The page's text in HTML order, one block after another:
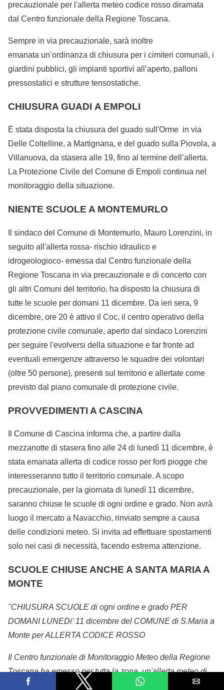
precauzionale per l'allerta meteo codice rosso diramata
dal Centro funzionale della Regione Toscana.
Sempre in via precauzionale, sarà inoltre
emanata un’ordinanza di chiusura per i cimiteri comunali, i
giardini pubblici, gli impianti sportivi all’aperto, palloni
pressostatici e strutture tensostatiche.
CHIUSURA GUADI A EMPOLI
È stata disposta la chiusura del guado sull'Orme in via
Delle Coltelline, a Martignana, e del guado sulla Piovola, a
Villanuova, da stasera alle 19, fino al termine dell’allerta.
La Protezione Civile del Comune di Empoli continua nel
monitoraggio della situazione.
NIENTE SCUOLE A MONTEMURLO
Il sindaco del Comune di Montemurlo, Mauro Lorenzini, in
seguito all'allerta rossa- rischio idraulico e
idrogeologioco- emessa dal Centro funzionale della
Regione Toscana in via precauzionale e di concerto con
gli altri Comuni del territorio, ha disposto la chiusura di
tutte le scuole per domani 11 dicembre. Da ieri sera, 9
dicembre, ore 20 è attivo il Coc, il centro operativo della
protezione civile comunale, aperto dal sindaco Lorenzini
per seguire l'evolversi della situazione e far fronte ad
eventuali emergenze attraverso le squadre dei volontari
(oltre 50 persone), presenti sul territorio e allertate come
previsto dal piano comunale di protezione civile.
PROVVEDIMENTI A CASCINA
Il Comune di Cascina informa che, a partire dalla
mezzanotte di stasera fino alle 24 di lunedì 11 dicembre, è
stata emanata allerta di codice rosso per forti piogge che
interesseranno tutto il territorio comunale. A scopo
precauzionale, per la giornata di lunedì 11 dicembre,
saranno chiuse le scuole di ogni ordine e grado. Non avrà
luogo il mercato a Navacchio, rinviato sempre a causa
delle condizioni meteo. Si invita ad effettuare spostamenti
solo nei casi di necessità, facendo estrema attenzione.
SCUOLE CHIUSE ANCHE A SANTA MARIA A
MONTE
"CHIUSURA SCUOLE di ogni ordine e grado PER
DOMANI LUNEDi’ 11 dicembre del COMUNE di S.Maria a
Monte per ALLERTA CODICE ROSSO
Il Centro funzionale di Monitoraggio Meteo della Regione
Toscana ha emesso per tutta la zona, un'allerta meteo di
codice arancione che a partire dalle ore 00:00 di oggi alle